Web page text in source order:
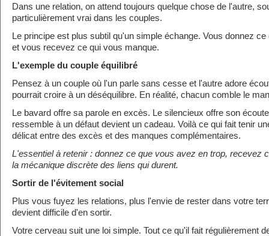
Dans une relation, on attend toujours quelque chose de l'autre,
particulièrement vrai dans les couples.
Le principe est plus subtil qu'un simple échange. Vous donnez
et vous recevez ce qui vous manque.
L'exemple du couple équilibré
Pensez à un couple où l'un parle sans cesse et l'autre adore
pourrait croire à un déséquilibre. En réalité, chacun comble le
Le bavard offre sa parole en excès. Le silencieux offre son
ressemble à un défaut devient un cadeau. Voilà ce qui fait tenir
délicat entre des excès et des manques complémentaires.
L'essentiel à retenir : donnez ce que vous avez en trop, recevez
la mécanique discrète des liens qui durent.
Sortir de l'évitement social
Plus vous fuyez les relations, plus l'envie de rester dans votre
devient difficile d'en sortir.
Votre cerveau suit une loi simple. Tout ce qu'il fait régulièrement